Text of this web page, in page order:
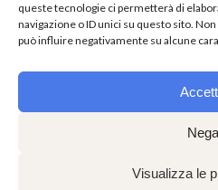
queste tecnologie ci permetterà di
navigazione o ID unici su questo sito.
può influire negativamente su alcune
Nega
Visualizza le
Esami di fine anno: il 29 e 30 giugno
internazionale
Saggio di fine anno: appuntamento al
Chiusura per le Festività Pasquali
Successo a Torino per “Sette Spose